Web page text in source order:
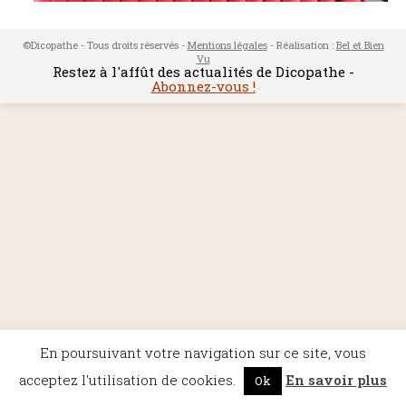
©Dicopathe - Tous droits réservés - Mentions légales- Réalisation : Bel et Bien
Vu
Restez à l'affût des actualités de Dicopathe -
Abonnez-vous !
En poursuivant votre navigation sur ce site, vous
acceptez l'utilisation de cookies.
Ok En savoir plus